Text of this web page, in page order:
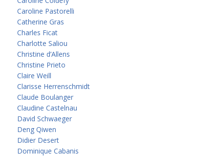
Caroline Pastorelli
Catherine Gras
Charles Ficat
Charlotte Saliou
Christine d’Allens
Christine Prieto
Claire Weill
Clarisse Herrenschmidt
Claude Boulanger
Claudine Castelnau
David Schwaeger
Deng Qiwen
Didier Desert
Dominique Cabanis